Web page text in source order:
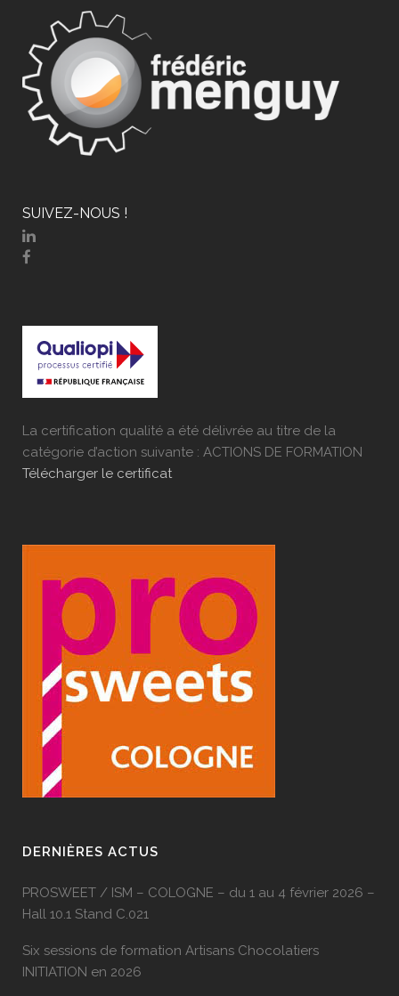
SUIVEZ-NOUS !
La certification qualité a été délivrée au titre de la
catégorie d’action suivante : ACTIONS DE FORMATION
Télécharger le certificat
DERNIÈRES ACTUS
PROSWEET / ISM – COLOGNE – du 1 au 4 février 2026 –
Hall 10.1 Stand C.021
Six sessions de formation Artisans Chocolatiers
INITIATION en 2026